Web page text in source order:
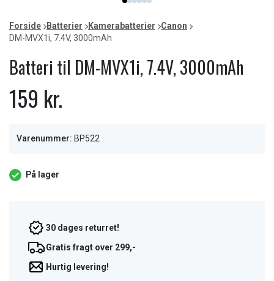
item
0
item
1
item
2
item
3
item
4
item
5
of
6
Forside Batterier Kamerabatterier
Canon
DM-MVX1i, 7.4V, 3000mAh
Batteri til DM-MVX1i, 7.4V, 3000mAh
159 kr.
Varenummer: BP522
På lager
30 dages returret!
Gratis fragt over 299,-
Hurtig levering!